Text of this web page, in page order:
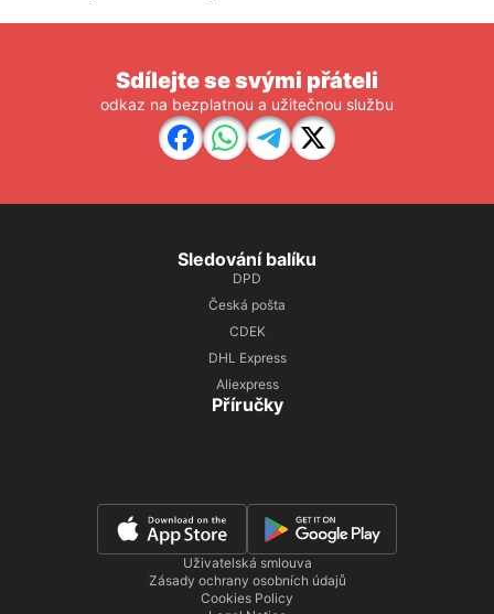
Sdílejte se svými přáteli
odkaz na bezplatnou a užitečnou službu
Sledování balíku
DPD
Česká pošta
CDEK
DHL Express
Aliexpress
Příručky
Uživatelská smlouva
Zásady ochrany osobních údajů
Cookies Policy